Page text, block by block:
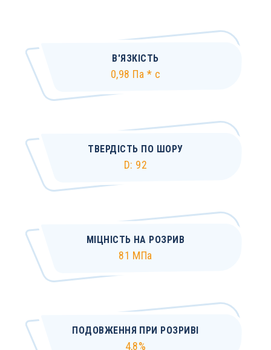
В'ЯЗКІСТЬ
0,98 Па * с
ТВЕРДІСТЬ ПО ШОРУ
D: 92
МІЦНІСТЬ НА РОЗРИВ
81 МПа
ПОДОВЖЕННЯ ПРИ РОЗРИВІ
4,8%